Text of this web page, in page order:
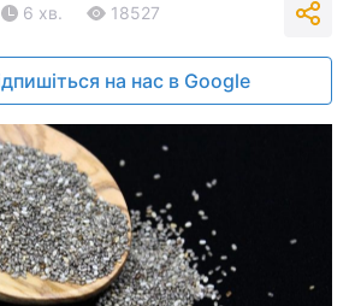
6 хв. 18527
на нас в Google